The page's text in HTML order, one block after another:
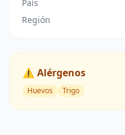
País
Región
⚠️ Alérgenos
Huevos Trigo